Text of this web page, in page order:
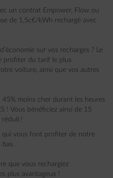
un contrat Empower, Flow ou
de 1,5c€/kWh rechargé avec
sur vos recharges ? Le
profiter du tarif le plus
voiture, ainsi que vos autres
45% moins cher durant les heures
! Vous bénéficiez ainsi de 15
réduit !
qui vous font profiter de notre
bas.
que vous rechargiez
plus avantageux !